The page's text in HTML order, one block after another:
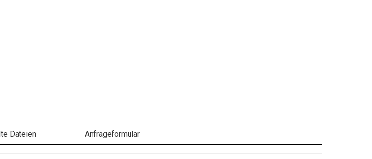
Dateien Anfrageformular